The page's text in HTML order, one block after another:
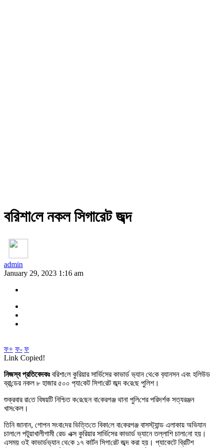
ব‌রিশা‌লে নকল সিগারেট জব্দ
admin
January 29, 2023 1:16 am
ফ+ ফ- ফ
Link Copied!
নিজস্ব প্রতিবেদকঃব‌রিশা‌লে কু‌রিয়ার সা‌র্ভিসের কাভার্ড ভ‌্যান থে‌কে ব‌্যানসন এবং হ‌লিউ‌ড
ব্রা‌ন্ডের নকল ৮ হাজার ৫০০ প‌্যা‌কেট সিগা‌রেট জব্দ ক‌রে‌ছে পু‌লিশ।
শুক্রবার রা‌তে বিষয়‌টি নি‌শ্চিত ক‌রে‌ছেন বা‌কেরগঞ্জ থানা পু‌লি‌শের প‌রিদর্শক সত্যরঞ্জন
খাস‌কেল।
তি‌নি জানান, গোপন সংবা‌দের ভি‌ত্তি‌তে বিকা‌লে বা‌কেরগঞ্জ বাসস্ট‌্যান্ড এলাকায় অ‌ভিযান
চালা‌লে পটুয়াখালীগামী রেড এক্স কু‌রিয়ার সা‌র্ভিসের কাভার্ড ভ্যানে তল্লাশি চালা‌নো হয়।
এসময় ওই কাভার্ডভ‌্যান থে‌কে ১৭ কার্টন সিগা‌রেট জব্দ করা হয়। প্যাকেটে ব্রিটিশ